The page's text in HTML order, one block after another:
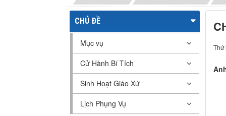
Thứ
CHỦ ĐỀ
Mục vụ
Cử Hành Bí Tích
Sinh Hoạt Giáo Xứ
Lịch Phụng Vụ